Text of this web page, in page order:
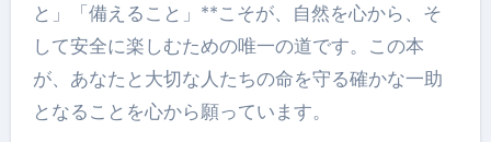
と」「備えること」**こそが、自然を心から、そ
して安全に楽しむための唯一の道です。この本
が、あなたと大切な人たちの命を守る確かな一助
となることを心から願っています。